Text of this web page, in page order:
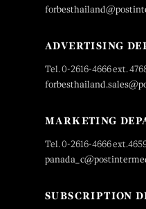
ADVERTISING
Tel. 0-2616-4666 ext.
MARKETING
Tel. 0-2616-4666
SUBSCRIPTION